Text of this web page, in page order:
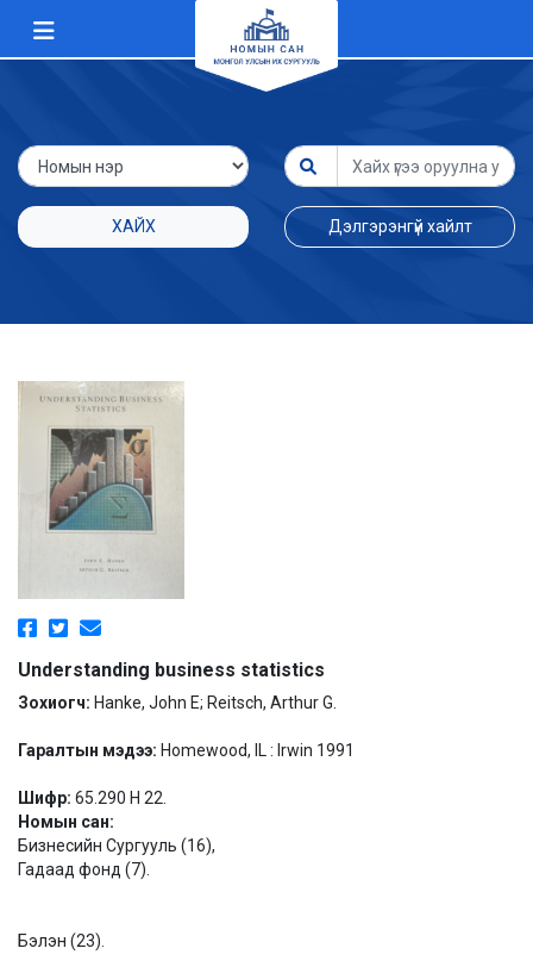
ХАЙХ Дэлгэрэнгүй хайлт
Understanding business statistics
Зохиогч: Hanke, John E; Reitsch, Arthur G.
Гаралтын мэдээ: Homewood, IL : Irwin 1991
Шифр: 65.290 H 22.
Номын сан:
Бизнесийн Сургууль (16),
Гадаад фонд (7).
Бэлэн (23).